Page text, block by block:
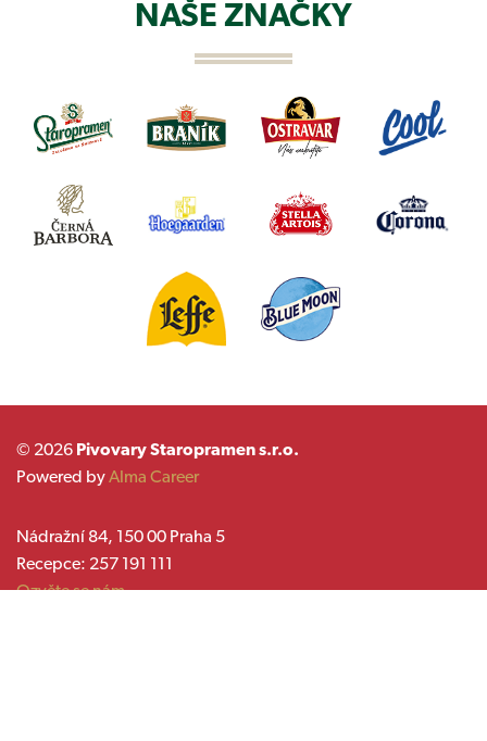
NAŠE ZNAČKY
© 2026 Pivovary Staropramen s.r.o.
Powered byAlma Career
Nádražní 84, 150 00 Praha 5
Recepce: 257 191 111
Ozvěte se nám